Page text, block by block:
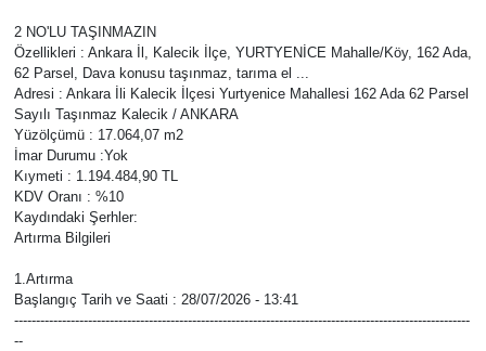
2 NO'LU TAŞINMAZIN
Özellikleri : Ankara İl, Kalecik İlçe, YURTYENİCE Mahalle/Köy, 162 Ada,
62 Parsel, Dava konusu taşınmaz, tarıma el ...
Adresi : Ankara İli Kalecik İlçesi Yurtyenice Mahallesi 162 Ada 62 Parsel
Sayılı Taşınmaz Kalecik / ANKARA
Yüzölçümü : 17.064,07 m2
İmar Durumu :Yok
Kıymeti : 1.194.484,90 TL
KDV Oranı : %10
Kaydındaki Şerhler:
Artırma Bilgileri
1.Artırma
Başlangıç Tarih ve Saati : 28/07/2026 - 13:41
---------------------------------------------------------------------------------------------------------
--
Seri İlan
Siyaset
Sokak Hayvanlarını Sahiplendirme
Sonsöz Özel
Vasıta